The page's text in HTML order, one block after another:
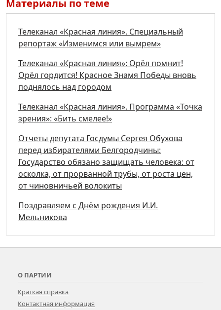
Материалы по теме
Телеканал «Красная линия». Специальный
репортаж «Изменимся или вымрем»
Телеканал «Красная линия»: Орёл помнит!
Орёл гордится! Красное Знамя Победы вновь
поднялось над городом
Телеканал «Красная линия». Программа «Точка
зрения»: «Бить смелее!»
Отчеты депутата Госдумы Сергея Обухова
перед избирателями Белгородчины:
Государство обязано защищать человека: от
осколка, от прорванной трубы, от роста цен,
от чиновничьей волокиты
Поздравляем с Днём рождения И.И.
Мельникова
О ПАРТИИ
Краткая справка
Контактная информация